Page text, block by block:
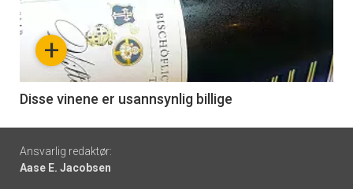
nå
6
+
Disse vinene er usannsynlig billige
Footer
-
Ansvarlig redaktør:
Aase E. Jacobsen